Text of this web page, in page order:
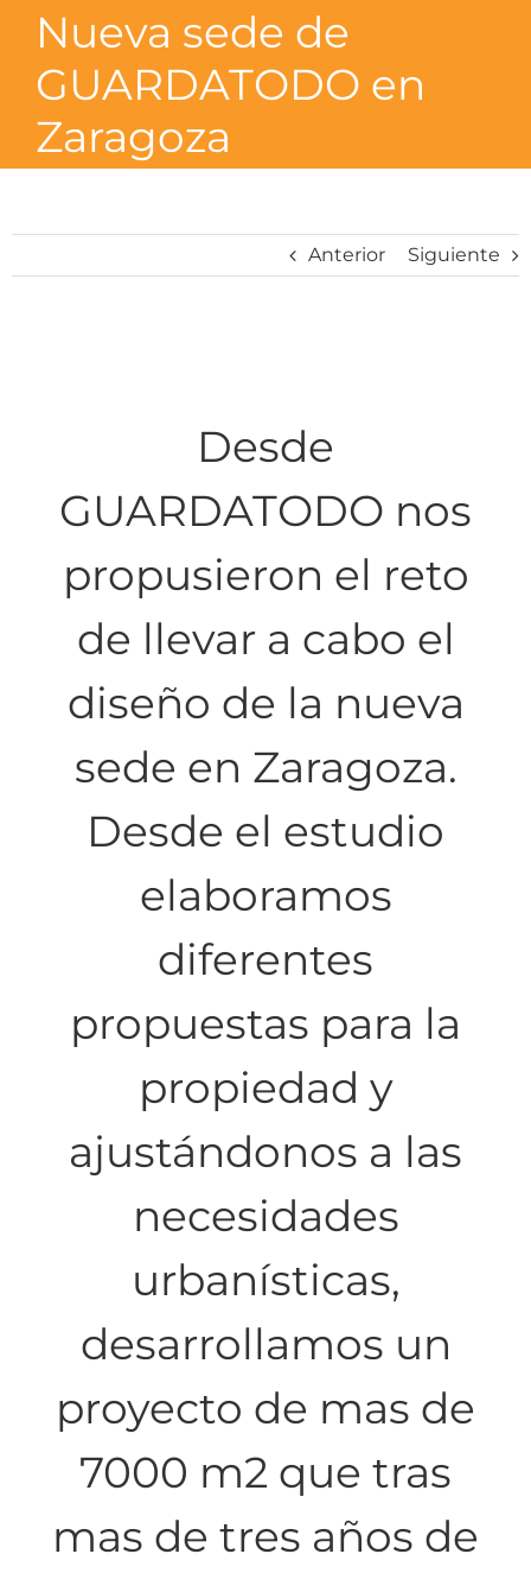
Saltar
contenido
Nueva sede de
GUARDATODO en
Zaragoza
Anterior Siguiente
Desde
GUARDATODO nos
propusieron el reto
de llevar a cabo el
diseño de la nueva
sede en Zaragoza.
Desde el estudio
elaboramos
diferentes
propuestas para la
propiedad y
ajustándonos a las
necesidades
urbanísticas,
desarrollamos un
proyecto de mas de
7000 m2 que tras
mas de tres años de